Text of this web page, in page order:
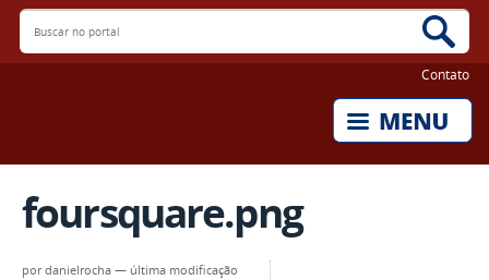
Buscar no portal
Contato
foursquare.png
pordanielrocha — última modificação